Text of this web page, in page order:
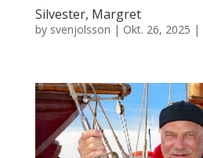
Silvester, Margret
by svenjolsson | Okt. 26, 2025 |